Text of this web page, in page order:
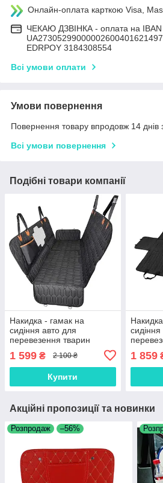
Онлайн-оплата карткою Visa,
ЧЕКАЮ ДЗВІНКА - оплата на IBAN
EDRPOY 3184308554
Всі умови оплати
Умови повернення
Повернення товару впродовж 14 днів
Всі умови повернення
Подібні товари компанії
Накидка - гамак на
сидіння авто для
перевезення тварин
1 599 ₴ 2 100 ₴
Купити
1 859
Акційні пропозиції та новинки
Розпродаж –56%